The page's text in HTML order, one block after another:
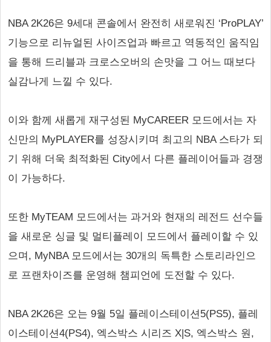
NBA 2K26은 9세대 콘솔에서 완전히 새로워진 ‘ProPLAY’
기능으로 리뉴얼된 사이즈업과 빠르고 역동적인 움직임
을 통해 드리블과 크로스오버의 손맛을 그 어느 때보다
실감나게 느낄 수 있다.
이와 함께 새롭게 재구성된 MyCAREER 모드에서는 자
신만의 MyPLAYER를 성장시키며 최고의 NBA 스타가 되
기 위해 더욱 최적화된 City에서 다른 플레이어들과 경쟁
이 가능하다.
또한 MyTEAM 모드에서는 과거와 현재의 레전드 선수들
을 새로운 싱글 및 멀티플레이 모드에서 플레이할 수 있
으며, MyNBA 모드에서는 30개의 독특한 스토리라인으
로 프랜차이즈를 운영해 챔피언에 도전할 수 있다.
NBA 2K26은 오는 9월 5일 플레이스테이션5(PS5), 플레
이스테이션4(PS4), 엑스박스 시리즈 X|S, 엑스박스 원,